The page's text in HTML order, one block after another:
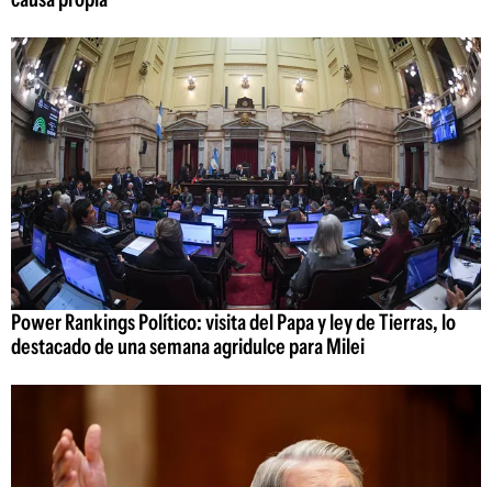
Power Rankings Político: visita del Papa y ley de Tierras, lo
destacado de una semana agridulce para Milei